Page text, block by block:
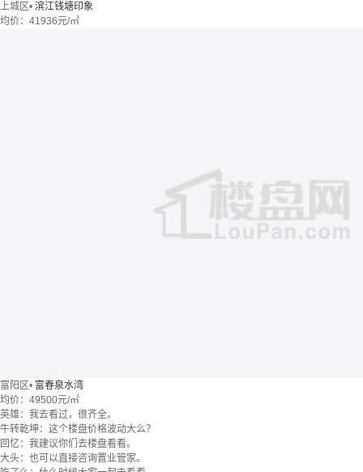
上城区• 滨江钱塘印象
均价： 41936元/㎡
富阳区• 富春泉水湾
均价： 49500元/㎡
英雄：我去看过，很齐全。
牛转乾坤：这个楼盘价格波动大么？
回忆：我建议你们去楼盘看看。
大头：也可以直接咨询置业管家。